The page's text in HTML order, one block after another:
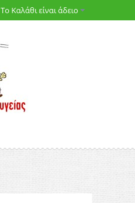
Το Καλάθι είναι άδειο